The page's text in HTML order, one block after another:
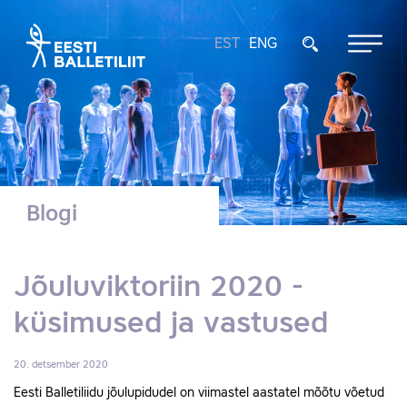
EST ENG
Blogi
Jõuluviktoriin 2020 -
küsimused ja vastused
20. detsember 2020
Eesti Balletiliidu jõulupidudel on viimastel aastatel mõõtu võetud